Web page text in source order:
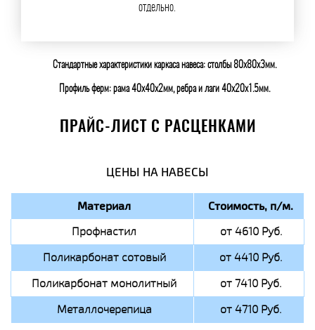
отдельно.
Стандартные характеристики каркаса навеса: столбы 80х80х3мм.
Профиль ферм: рама 40х40х2мм, ребра и лаги 40х20х1.5мм.
ПРАЙС-ЛИСТ С РАСЦЕНКАМИ
ЦЕНЫ НА НАВЕСЫ
Материал Стоимость, п/м.
Профнастил
от 4610 Руб.
Поликарбонат сотовый
от 4410 Руб.
Поликарбонат монолитный
от 7410 Руб.
Металлочерепица
от 4710 Руб.